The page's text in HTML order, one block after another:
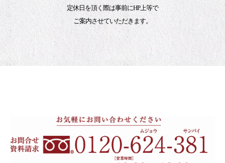
定休日を頂く際は事前にHP上等で
ご案内させていただきます。